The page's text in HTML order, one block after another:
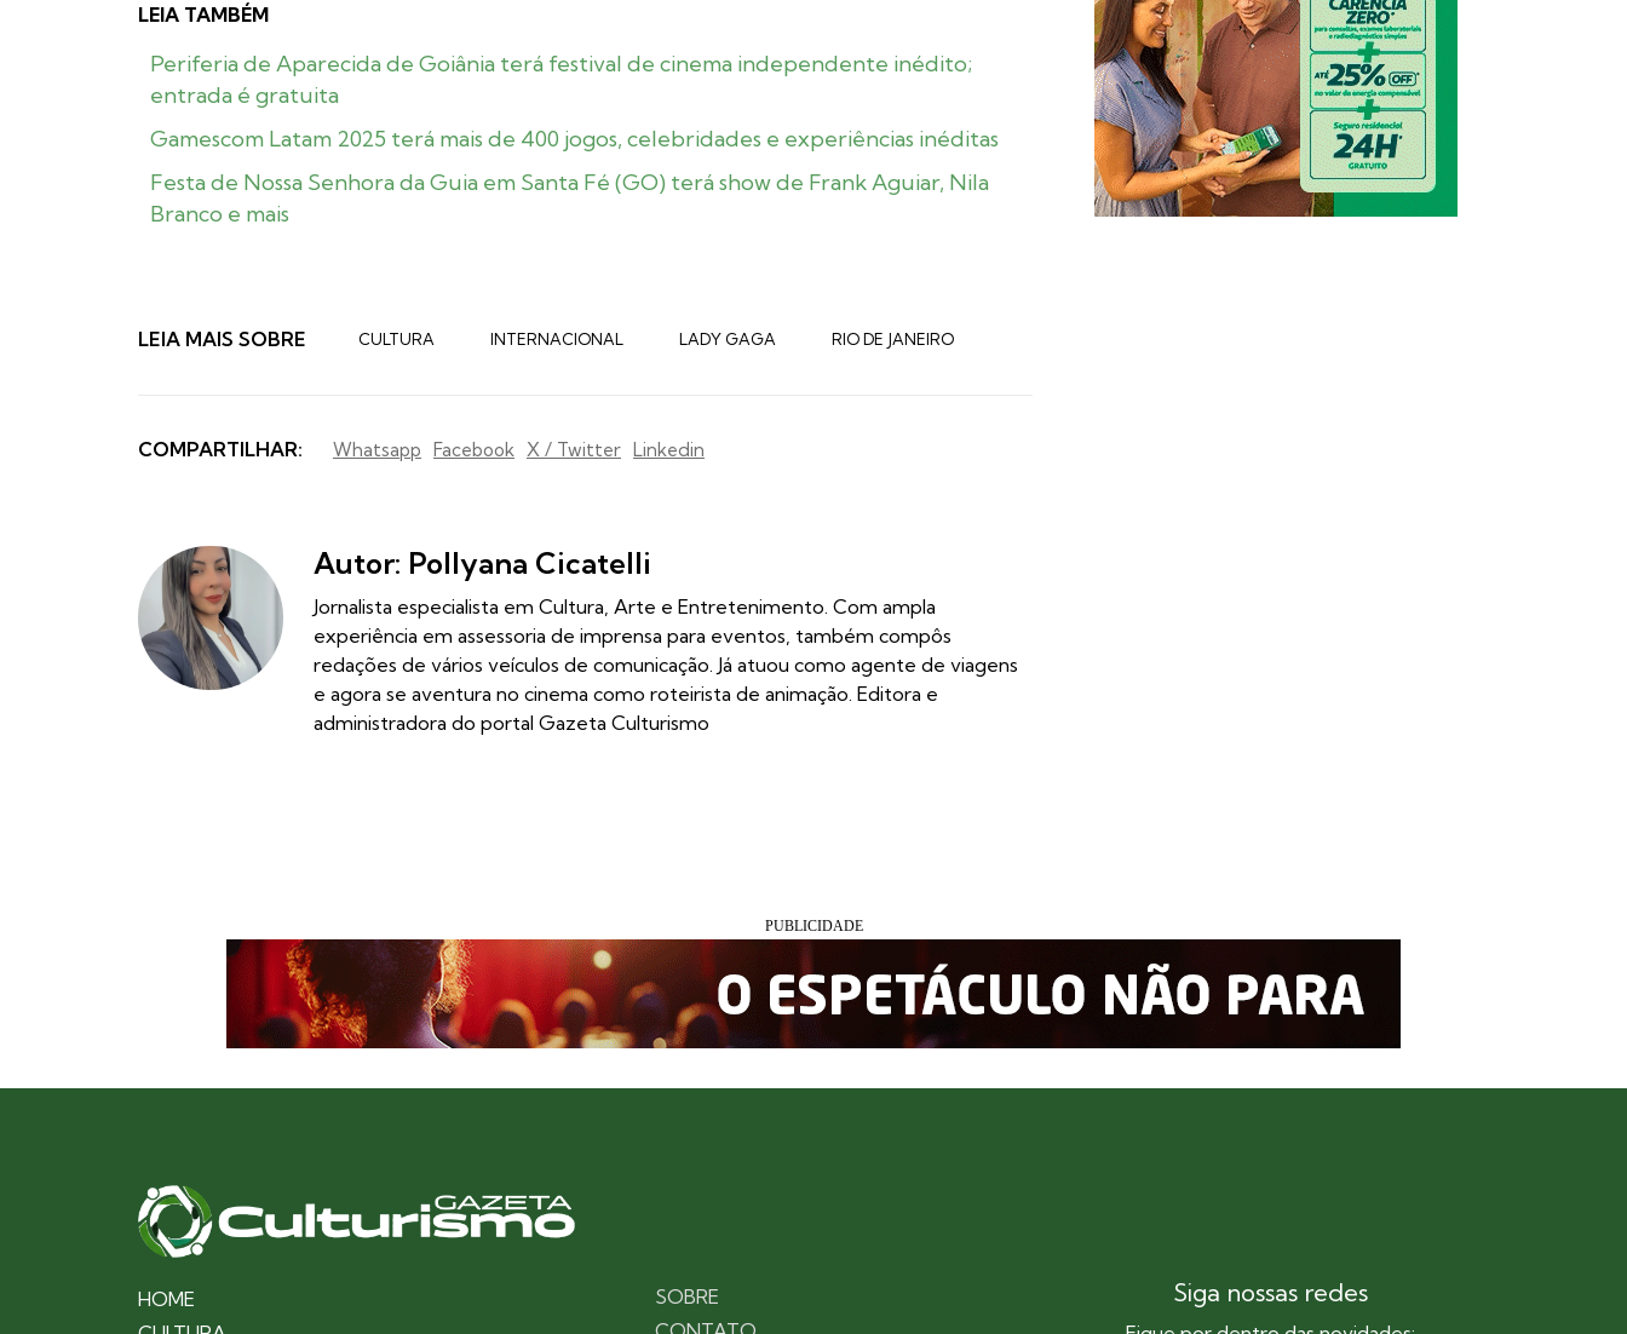
LEIA TAMBÉM
Periferia de Aparecida de Goiânia terá festival de cinema independente inédito;
entrada é gratuita
Gamescom Latam 2025 terá mais de 400 jogos, celebridades e experiências inéditas
Festa de Nossa Senhora da Guia em Santa Fé (GO) terá show de Frank Aguiar, Nila
Branco e mais
LEIA MAIS SOBRE CULTURA INTERNACIONAL LADY GAGA RIO DE JANEIRO
COMPARTILHAR: Whatsapp Facebook X / Twitter Linkedin
Autor: Pollyana Cicatelli
Jornalista especialista em Cultura, Arte e Entretenimento. Com ampla
experiência em assessoria de imprensa para eventos, também compôs
redações de vários veículos de comunicação. Já atuou como agente de viagens
e agora se aventura no cinema como roteirista de animação. Editora e
administradora do portal Gazeta Culturismo
HOME
SOBRE
Siga nossas redes